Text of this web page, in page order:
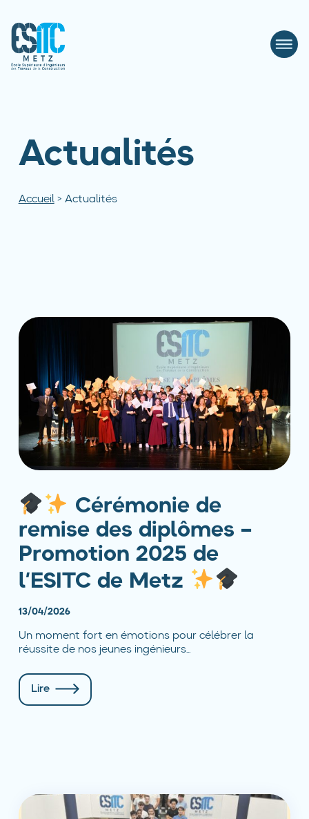
Actualités
Accueil> Actualités
Cérémonie de
remise des diplômes –
Promotion 2025 de
l’ESITC de Metz
13/04/2026
Un moment fort en émotions pour célébrer la
réussite de nos jeunes ingénieurs...
Lire